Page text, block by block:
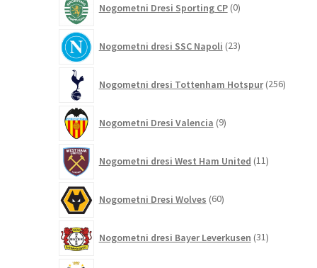
Nogometni Dresi Sporting CP 0izdelkov
Nogometni dresi SSC Napoli 23izdelkov
Nogometni dresi Tottenham Hotspur 256
Nogometni Dresi Valencia 9izdelkov
Nogometni dresi West Ham United 11izdelkov
Nogometni Dresi Wolves 60izdelkov
Nogometni dresi Bayer Leverkusen 31izdelkov